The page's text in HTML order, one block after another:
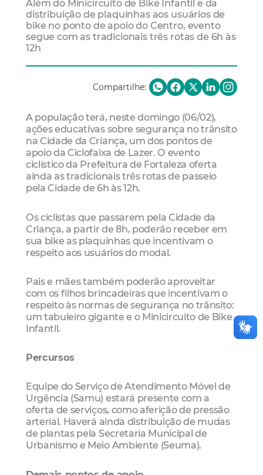
Além do Minicircuito de Bike Infantil e da
distribuição de plaquinhas aos usuários de
bike no ponto de apoio do Centro, evento
segue com as tradicionais três rotas de 6h às
12h
Compartilhe:
A população terá, neste domingo (06/02),
ações educativas sobre segurança no trânsito
na Cidade da Criança, um dos pontos de
apoio da Ciclofaixa de Lazer. O evento
ciclístico da Prefeitura de Fortaleza oferta
ainda as tradicionais três rotas de passeio
pela Cidade de 6h às 12h.
Os ciclistas que passarem pela Cidade da
Criança, a partir de 8h, poderão receber em
sua bike as plaquinhas que incentivam o
respeito aos usuários do modal.
Pais e mães também poderão aproveitar
com os filhos brincadeiras que incentivam o
respeito às normas de segurança no trânsito:
um tabuleiro gigante e o Minicircuito de Bike
Infantil.
Percursos
Equipe do Serviço de Atendimento Móvel de
Urgência (Samu) estará presente com a
oferta de serviços, como aferição de pressão
arterial. Haverá ainda distribuição de mudas
de plantas pela Secretaria Municipal de
Urbanismo e Meio Ambiente (Seuma).